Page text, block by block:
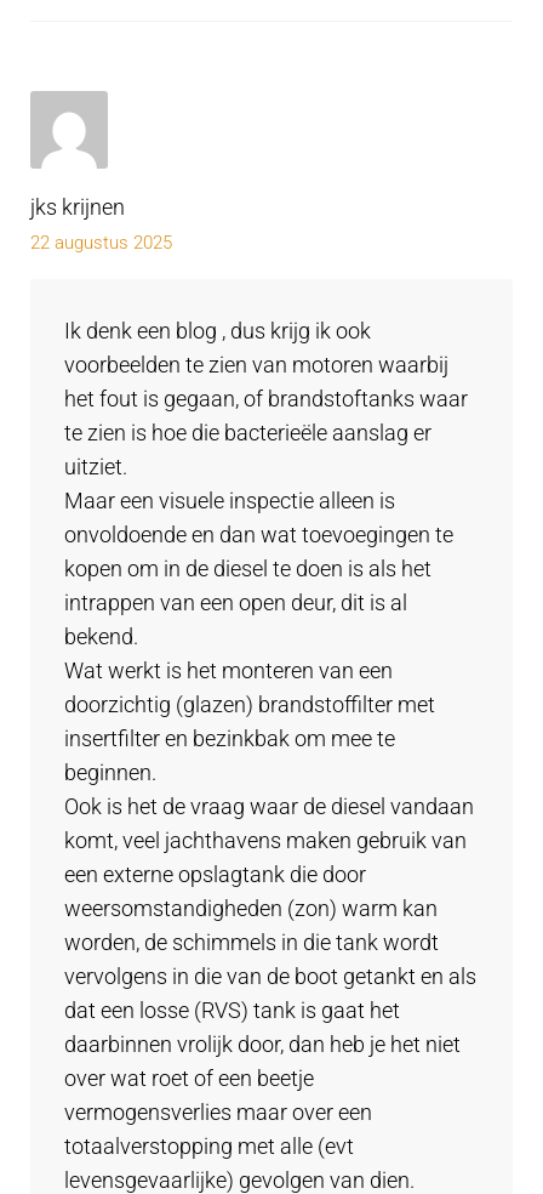
jks krijnen
22 augustus 2025
Ik denk een blog , dus krijg ik ook
voorbeelden te zien van motoren waarbij
het fout is gegaan, of brandstoftanks waar
te zien is hoe die bacterieële aanslag er
uitziet.
Maar een visuele inspectie alleen is
onvoldoende en dan wat toevoegingen te
kopen om in de diesel te doen is als het
intrappen van een open deur, dit is al
bekend.
Wat werkt is het monteren van een
doorzichtig (glazen) brandstoffilter met
insertfilter en bezinkbak om mee te
beginnen.
Ook is het de vraag waar de diesel vandaan
komt, veel jachthavens maken gebruik van
een externe opslagtank die door
weersomstandigheden (zon) warm kan
worden, de schimmels in die tank wordt
vervolgens in die van de boot getankt en als
dat een losse (RVS) tank is gaat het
daarbinnen vrolijk door, dan heb je het niet
over wat roet of een beetje
vermogensverlies maar over een
totaalverstopping met alle (evt
levensgevaarlijke) gevolgen van dien.